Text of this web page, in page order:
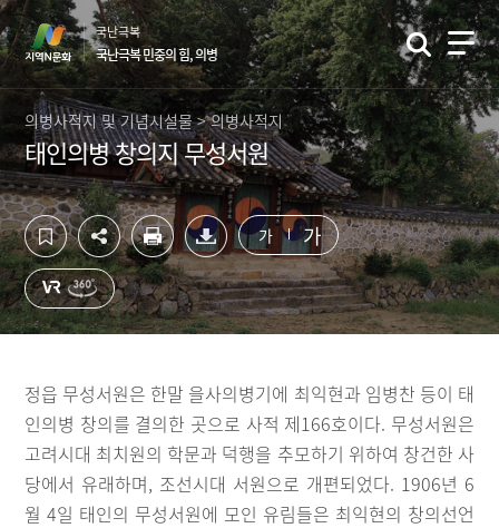
컨
텐
츠
영
역
바
로
가
기
하
단
영
역
바
로
가
기
국난극복
국난극복 민중의 힘, 의병
의병사적지 및 기념시설물 > 의병사적지
태인의병 창의지 무성서원
가 가
정읍 무성서원은 한말 을사의병기에 최익현과 임병찬 등이 태
인의병 창의를 결의한 곳으로 사적 제166호이다. 무성서원은
고려시대 최치원의 학문과 덕행을 추모하기 위하여 창건한 사
당에서 유래하며, 조선시대 서원으로 개편되었다. 1906년 6
월 4일 태인의 무성서원에 모인 유림들은 최익현의 창의선언